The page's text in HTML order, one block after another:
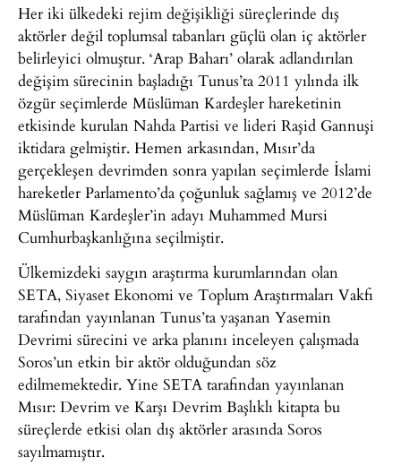
Her iki ülkedeki rejim değişikliği süreçlerinde dış
aktörler değil toplumsal tabanları güçlü olan iç aktörler
belirleyici olmuştur. ‘Arap Baharı’ olarak adlandırılan
değişim sürecinin başladığı Tunus’ta 2011 yılında ilk
özgür seçimlerde Müslüman Kardeşler hareketinin
etkisinde kurulan Nahda Partisi ve lideri Raşid Gannuşi
iktidara gelmiştir. Hemen arkasından, Mısır’da
gerçekleşen devrimden sonra yapılan seçimlerde İslami
hareketler Parlamento’da çoğunluk sağlamış ve 2012’de
Müslüman Kardeşler’in adayı Muhammed Mursi
Cumhurbaşkanlığına seçilmiştir.
Ülkemizdeki saygın araştırma kurumlarından olan
SETA, Siyaset Ekonomi ve Toplum Araştırmaları Vakfı
tarafından yayınlanan Tunus’ta yaşanan Yasemin
Devrimi sürecini ve arka planını inceleyen çalışmada
Soros’un etkin bir aktör olduğundan söz
edilmemektedir. Yine SETA tarafından yayınlanan
Mısır: Devrim ve Karşı Devrim Başlıklı kitapta bu
süreçlerde etkisi olan dış aktörler arasında Soros
sayılmamıştır.